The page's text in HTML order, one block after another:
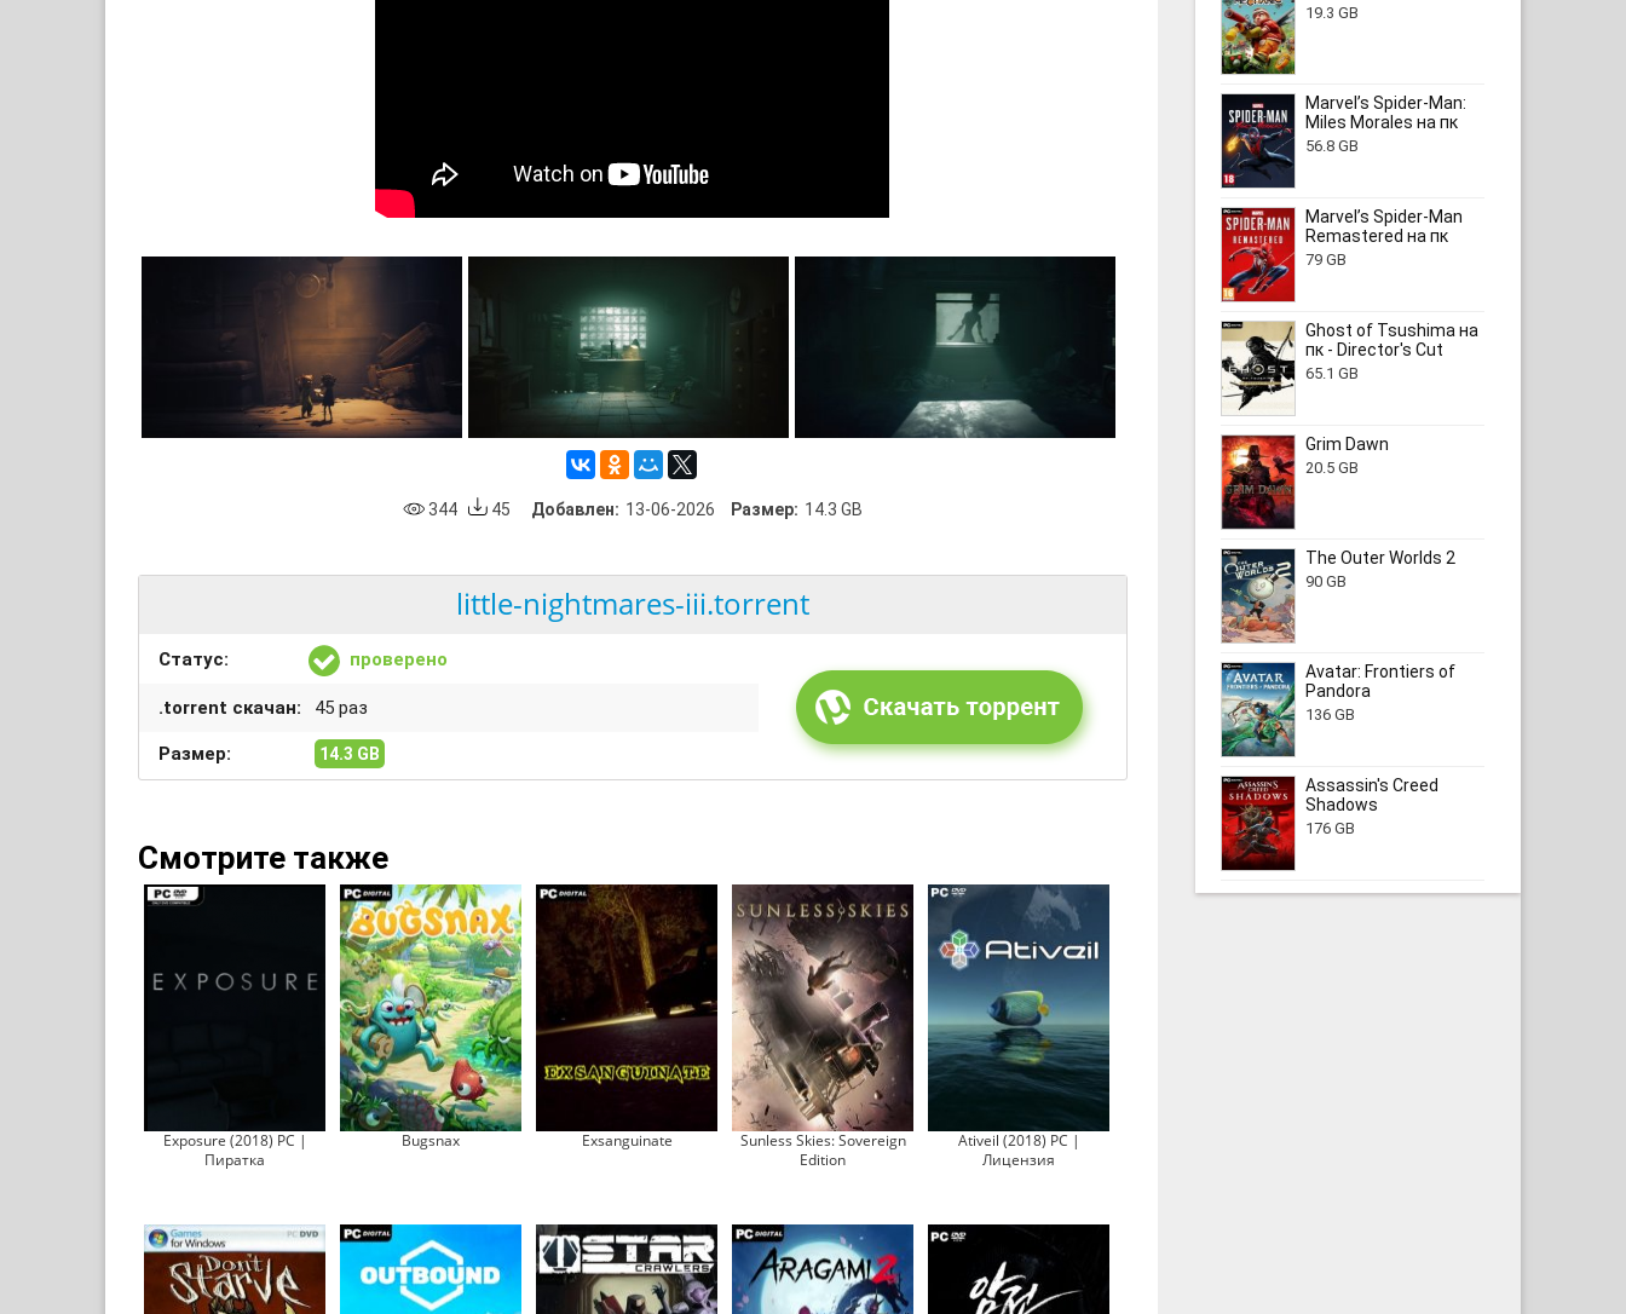
344 45 Добавлен: 13-06-2026 Размер: 14.3 GB
little-nightmares-iii.torrent
Статус: проверено
.torrent скачан: 45 раз
Размер: 14.3 GB
Смотрите также
Exposure (2018) PC |
Пиратка
Bugsnax Exsanguinate
Sunless Skies: Sovereign
Edition
Ativeil (2018) PC |
Лицензия
19.3 GB
Marvel’s Spider-Man:
Miles Morales на пк
56.8 GB
Marvel’s Spider-Man
Remastered на пк
79 GB
Ghost of Tsushima на
пк - Director's Cut
65.1 GB
Grim Dawn
20.5 GB
The Outer Worlds 2
90 GB
Avatar: Frontiers of
Pandora
136 GB
Assassin's Creed
Shadows
176 GB